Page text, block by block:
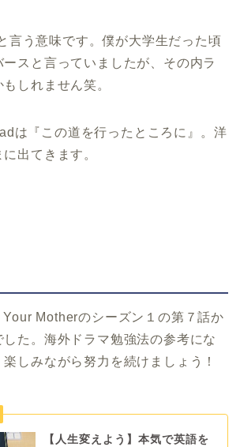
言う意味です。僕が大学生だった頃
スと言っていましたが、その内ラ
しれません笑。
は『この道を行ったところに』。洋
出てきます。
Motherのシーズン１の第７話か
した。海外ドラマ勉強法の参考にな
しみながら努力を続けましょう！
【人生変えよう】本気で英語を